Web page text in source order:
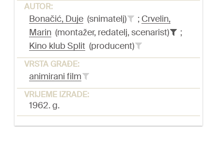
AUTOR:
Bonačić, Duje (snimatelj) ; Crvelin,
Marin (montažer, redatelj, scenarist)
;
Kino klub Split (producent)
VRSTA GRAĐE:
animirani film
VRIJEME IZRADE:
1962. g.